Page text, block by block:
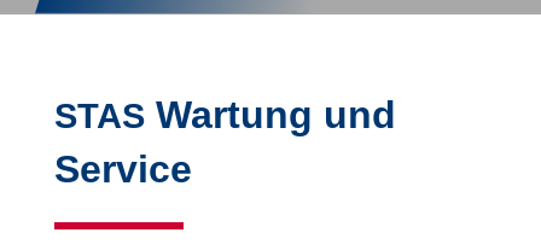
STASWar­tung und
Service